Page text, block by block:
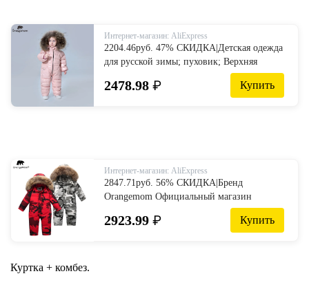
Интернет-магазин: AliExpress
2204.46руб. 47% СКИДКА|Детская одежда
для русской зимы; пуховик; Верхняя
одежда для мальчиков; пальто; утепленные
Водонепроницаемые зимние
2478.98 ₽ Купить
Интернет-магазин: AliExpress
2847.71руб. 56% СКИДКА|Бренд
Orangemom Официальный магазин
детской одежды зима 90% г. Пуховик для
девочек и мальчиков, зимняя одежда
2923.99 ₽ Купить
Куртка + комбез.